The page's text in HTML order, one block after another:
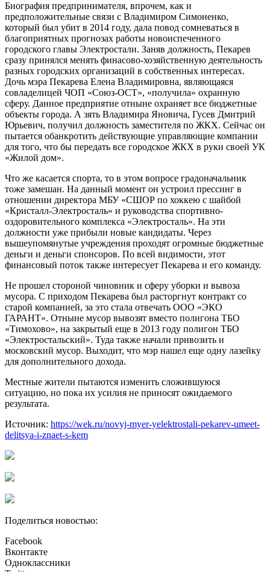
Биография предпринимателя, впрочем, как и
предположительные связи с Владимиром Симоненко,
который был убит в 2014 году, дала повод сомневаться в
благоприятных прогнозах работы новоиспеченного
городского главы Электростали. Заняв должность, Пекарев
сразу принялся менять финасово-хозяйственную деятельность
разных городских организаций в собственных интересах.
Дочь мэра Пекарева Елена Владимировна, являющаяся
совладелицей ЧОП «Союз-ОСТ», «получила» охранную
сферу. Данное предприятие отныне охраняет все бюджетные
объекты города. А зять Владимира Яновича, Гусев Дмитрий
Юрьевич, получил должность заместителя по ЖКХ. Сейчас он
пытается обанкротить действующие управляющие компании
для того, что бы передать все городское ЖКХ в руки своей УК
«Жилой дом».
Что же касается спорта, то в этом вопросе градоначальник
тоже замешан. На данный момент он устроил прессинг в
отношении директора МБУ «СШОР по хоккею с шайбой
«Кристалл-Электросталь» и руководства спортивно-
оздоровительного комплекса «Электросталь». На эти
должности уже прибыли новые кандидаты. Через
вышеупомянутые учреждения проходят огромные бюджетные
деньги и деньги спонсоров. По всей видимости, этот
финансовый поток также интересует Пекарева и его команду.
Не прошел стороной чиновник и сферу уборки и вывоза
мусора. С приходом Пекарева был расторгнут контракт со
старой компанией, за это стала отвечать ООО «ЭКО
ГАРАНТ». Отныне мусор вывозят вместо полигона ТБО
«Тимохово», на закрытый еще в 2013 году полигон ТБО
«Электростальский». Туда также начали привозить и
московский мусор. Выходит, что мэр нашел еще одну лазейку
для дополнительного дохода.
Местные жители пытаются изменить сложившуюся
ситуацию, но пока их усилия не приносят ожидаемого
результата.
Источник: https://wek.ru/novyj-myer-yelektrostali-pekarev-umeet-
delitsya-i-znaet-s-kem
Поделиться новостью:
Facebook
Вконтакте
Одноклассники